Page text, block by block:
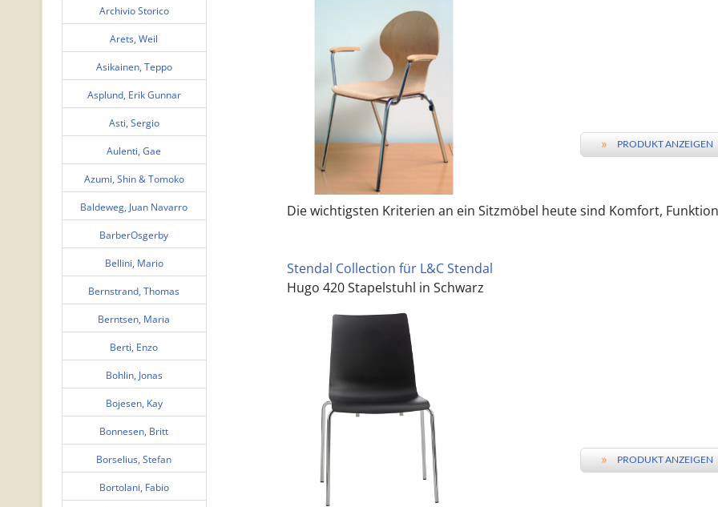
Archivio Storico
Arets, Weil
Asikainen, Teppo
Asplund, Erik Gunnar
Asti, Sergio
Aulenti, Gae
Azumi, Shin & Tomoko
Baldeweg, Juan Navarro
BarberOsgerby
Bellini, Mario
Bernstrand, Thomas
Berntsen, Maria
Berti, Enzo
Bohlin, Jonas
Bojesen, Kay
Bonnesen, Britt
Borselius, Stefan
Bortolani, Fabio
» PRODUKT ANZEIGEN
Die wichtigsten Kriterien an ein Sitzmöbel heute sind Komfort,
Stendal Collection für L&C Stendal
Hugo 420 Stapelstuhl in Schwarz
» PRODUKT ANZEIGEN